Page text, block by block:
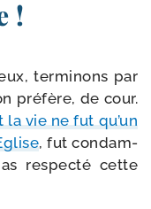
!
ter­mi­nons par
pré­fère, de cour.
vie ne fut qu’un
, fut condam­
res­pec­té cette